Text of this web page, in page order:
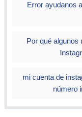
Error ayudanos
Por qué algunos
mi cuenta de
número